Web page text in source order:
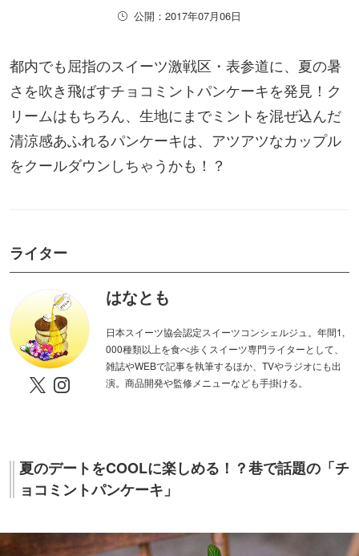
公開：2017年07月06日
都内でも屈指のスイーツ激戦区・表参道に、夏の暑
さを吹き飛ばすチョコミントパンケーキを発見！ク
リームはもちろん、生地にまでミントを混ぜ込んだ
清涼感あふれるパンケーキは、アツアツなカップル
をクールダウンしちゃうかも！？
ライター
はなとも
日本スイーツ協会認定スイーツコンシェルジュ。年間1,
000種類以上を食べ歩くスイーツ専門ライターとして、
雑誌やWEBで記事を執筆するほか、TVやラジオにも出
演。商品開発や監修メニューなども手掛ける。
夏のデートをCOOLに楽しめる！？巷で話題の「チ
ョコミントパンケーキ」